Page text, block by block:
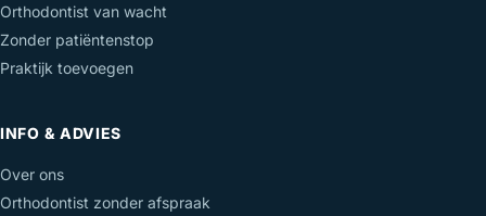
Orthodontist van wacht
Zonder patiëntenstop
Praktijk toevoegen
INFO & ADVIES
Over ons
Orthodontist zonder afspraak